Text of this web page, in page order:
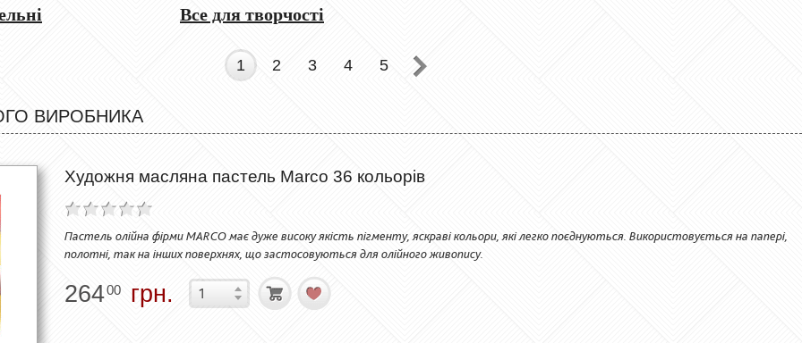
Все для творчості
1 2 3 4 5
ВИРОБНИКА
Художня масляна пастель Marco 36 кольорів
Пастель олійна фірми MARCO має дуже високу якість пігменту, яскраві кольори, які легко поєднуються. Використовується на папері,
полотні, так на інших поверхнях, що застосовуються для олійного живопису.
26400 грн.